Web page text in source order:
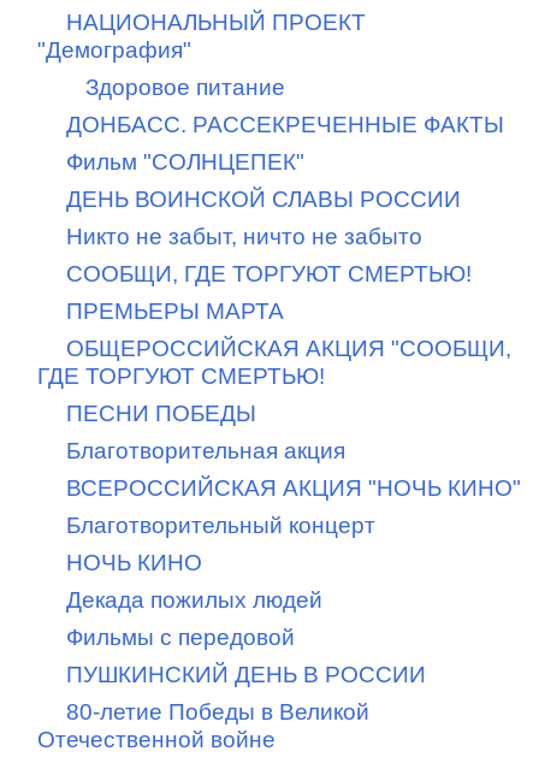
НАЦИОНАЛЬНЫЙ ПРОЕКТ
"Демография"
Здоровое питание
ДОНБАСС. РАССЕКРЕЧЕННЫЕ ФАКТЫ
Фильм "СОЛНЦЕПЕК"
ДЕНЬ ВОИНСКОЙ СЛАВЫ РОССИИ
Никто не забыт, ничто не забыто
СООБЩИ, ГДЕ ТОРГУЮТ СМЕРТЬЮ!
ПРЕМЬЕРЫ МАРТА
ОБЩЕРОССИЙСКАЯ АКЦИЯ "СООБЩИ,
ГДЕ ТОРГУЮТ СМЕРТЬЮ!
ПЕСНИ ПОБЕДЫ
Благотворительная акция
ВСЕРОССИЙСКАЯ АКЦИЯ "НОЧЬ КИНО"
Благотворительный концерт
НОЧЬ КИНО
Декада пожилых людей
Фильмы с передовой
ПУШКИНСКИЙ ДЕНЬ В РОССИИ
80-летие Победы в Великой
Отечественной войне